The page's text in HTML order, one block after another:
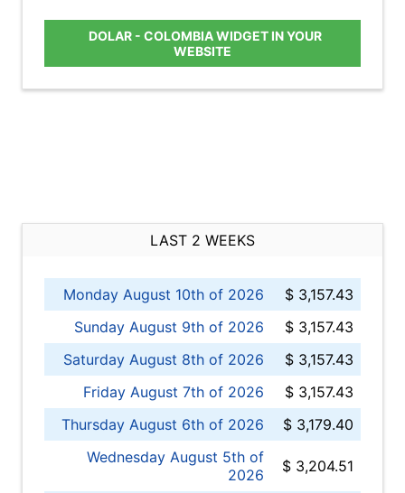
DOLAR - COLOMBIA WIDGET IN YOUR
WEBSITE
LAST 2 WEEKS
Monday August 10th of 2026
$ 3,157.43
Sunday August 9th of 2026
$ 3,157.43
Saturday August 8th of 2026
$ 3,157.43
Friday August 7th of 2026
$ 3,157.43
Thursday August 6th of 2026
$ 3,179.40
Wednesday August 5th of
2026
$ 3,204.51